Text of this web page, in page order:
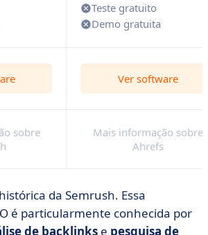
Teste gratuito
Demo gratuita
Ver software
sobre
Mais informação sobre
Ahrefs
da Semrush. Essa
é particularmente conhecida por
de backlinks e pesquisa de